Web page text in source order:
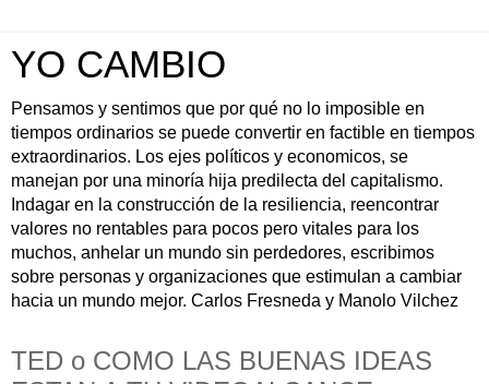
YO CAMBIO
Pensamos y sentimos que por qué no lo imposible en
tiempos ordinarios se puede convertir en factible en tiempos
extraordinarios. Los ejes políticos y economicos, se
manejan por una minoría hija predilecta del capitalismo.
Indagar en la construcción de la resiliencia, reencontrar
valores no rentables para pocos pero vitales para los
muchos, anhelar un mundo sin perdedores, escribimos
sobre personas y organizaciones que estimulan a cambiar
hacia un mundo mejor. Carlos Fresneda y Manolo Vilchez
TED o COMO LAS BUENAS IDEAS